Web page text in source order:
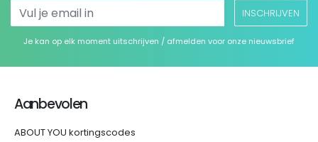
INSCHRIJVEN
Je kan op elk moment uitschrijven / afmelden voor onze nieuwsbrief
Aanbevolen
ABOUT YOU kortingscodes